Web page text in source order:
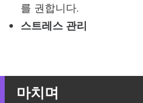
를 권합니다.
스트레스 관리
마치며